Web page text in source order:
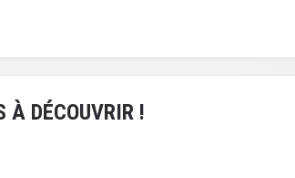
À DÉCOUVRIR !